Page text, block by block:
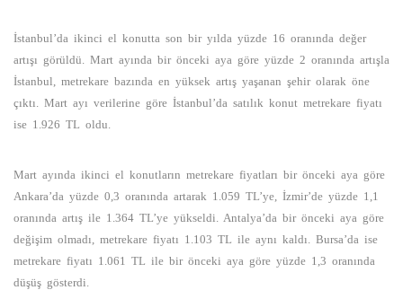
İstanbul’da ikinci el konutta son bir yılda yüzde 16 oranında değer
artışı görüldü. Mart ayında bir önceki aya göre yüzde 2 oranında artışla
İstanbul, metrekare bazında en yüksek artış yaşanan şehir olarak öne
çıktı. Mart ayı verilerine göre İstanbul’da satılık konut metrekare fiyatı
ise 1.926 TL oldu.
Mart ayında ikinci el konutların metrekare fiyatları bir önceki aya göre
Ankara’da yüzde 0,3 oranında artarak 1.059 TL’ye, İzmir’de yüzde 1,1
oranında artış ile 1.364 TL’ye yükseldi. Antalya’da bir önceki aya göre
değişim olmadı, metrekare fiyatı 1.103 TL ile aynı kaldı. Bursa’da ise
metrekare fiyatı 1.061 TL ile bir önceki aya göre yüzde 1,3 oranında
düşüş gösterdi.